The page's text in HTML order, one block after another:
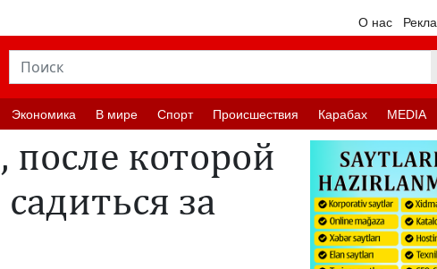
О нас
Экономика В мире Спорт Происшествия Карабах MEDIA
после которой
за